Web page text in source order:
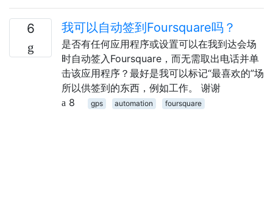
6 我可以自动签到Foursquare吗？
是否有任何应用程序或设置可以在我到达会场
时自动签入Foursquare，而无需取出电话并单
击该应用程序？最好是我可以标记“最喜欢的”场
所以供签到的东西，例如工作。 谢谢
8
gps automation foursquare